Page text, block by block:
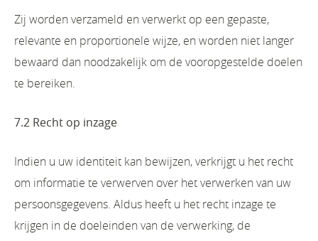
Zij worden verzameld en verwerkt op een gepaste,
relevante en proportionele wijze, en worden niet langer
bewaard dan noodzakelijk om de vooropgestelde doelen
te bereiken.
7.2 Recht op inzage
Indien u uw identiteit kan bewijzen, verkrijgt u het recht
om informatie te verwerven over het verwerken van uw
persoonsgegevens. Aldus heeft u het recht inzage te
krijgen in de doeleinden van de verwerking, de